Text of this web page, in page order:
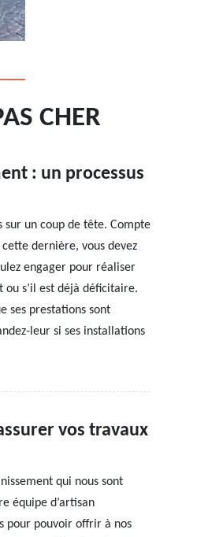
CHER
: un processus
sur un coup de tête. Compte
dernière, vous devez
engager pour réaliser
s’il est déjà déficitaire.
ses prestations sont
leur si ses installations
vos travaux
qui nous sont
équipe d’artisan
pour pouvoir offrir à nos